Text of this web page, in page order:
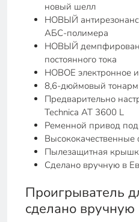
новый шелл
НОВЫЙ
АБС-полимера
НОВЫЙ
постоянного тока
НОВОЕ электронное
8,6-дюймовый
Предварительно
Technica AT 3600 L
Ременной привод
Пылезащитная
Сделано вручную в
Проигрыватель
сделано вручную